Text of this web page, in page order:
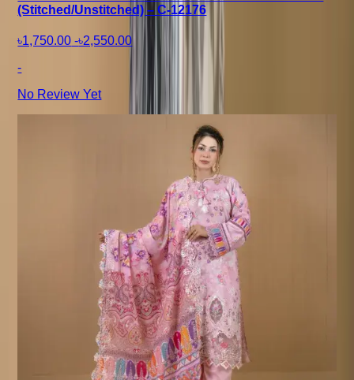
(Stitched/Unstitched) – C-12176
৳1,750.00 -৳2,550.00
-
No Review Yet